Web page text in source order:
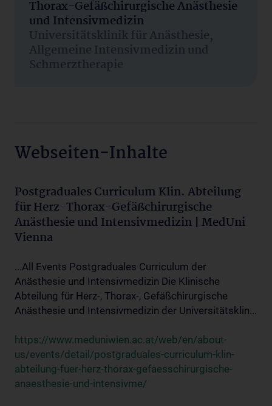
Thorax-Gefäßchirurgische Anästhesie
und Intensivmedizin
Universitätsklinik für Anästhesie,
Allgemeine Intensivmedizin und
Schmerztherapie
Webseiten-Inhalte
Postgraduales Curriculum Klin. Abteilung
für Herz-Thorax-Gefäßchirurgische
Anästhesie und Intensivmedizin | MedUni
Vienna
...All Events Postgraduales Curriculum der
Anästhesie und Intensivmedizin Die Klinische
Abteilung für Herz-, Thorax-, Gefäßchirurgische
Anästhesie und Intensivmedizin der Universitätsklin...
https://www.meduniwien.ac.at/web/en/about-
us/events/detail/postgraduales-curriculum-klin-
abteilung-fuer-herz-thorax-gefaesschirurgische-
anaesthesie-und-intensivme/